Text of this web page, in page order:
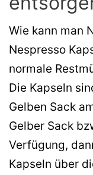
Wie kann man
Nespresso
normale
Die Kapseln
Gelben Sack
Gelber Sack
Verfügung,
Kapseln über